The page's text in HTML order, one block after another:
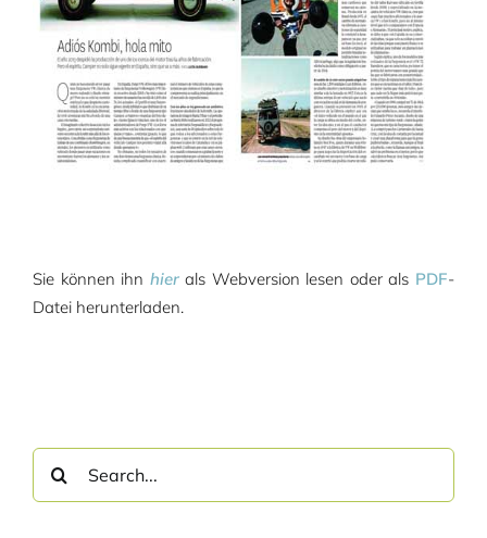
Sie können ihn hierals Webversion lesen oder als PDF-
Datei herunterladen.
Search